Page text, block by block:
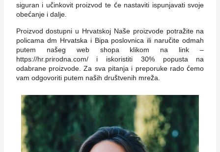
siguran i učinkovit proizvod te će nastaviti ispunjavati svoje
obećanje i dalje.
Proizvod dostupni u Hrvatskoj Naše proizvode potražite na
policama dm Hrvatska i Bipa poslovnica ili naručite odmah
putem našeg web shopa klikom na link –
https://hr.prirodna.com/ i iskoristiti 30% popusta na
odabrane proizvode. Za sva pitanja i preporuke rado ćemo
vam odgovoriti putem naših društvenih mreža.